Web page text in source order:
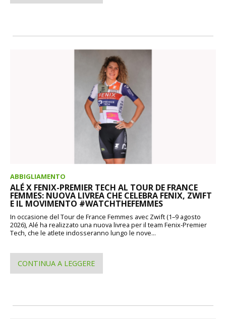
ABBIGLIAMENTO
ALÉ X FENIX-PREMIER TECH AL TOUR DE FRANCE
FEMMES: NUOVA LIVREA CHE CELEBRA FENIX, ZWIFT
E IL MOVIMENTO #WATCHTHEFEMMES
In occasione del Tour de France Femmes avec Zwift (1–9 agosto
2026), Alé ha realizzato una nuova livrea per il team Fenix-Premier
Tech, che le atlete indosseranno lungo le nove...
CONTINUA A LEGGERE